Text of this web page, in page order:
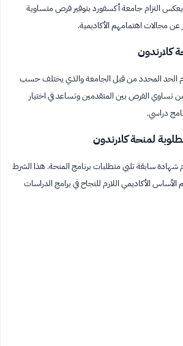
التزام جامعة أكسفورد بتوفير فرص متساوية
مجالات اهتمامهم الأكاديمية.
كلارندون
الحد المحدد من قبل الجامعة والذي يختلف حسب
تساوي الفرص بين المتقدمين وتساعد في اختيار
دراسي.
لمنحة كلارندون
سابقة تلبي متطلبات برنامج المنحة. هذا الشرط
الأكاديمي اللازم للنجاح في برامج الدراسات